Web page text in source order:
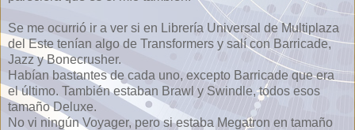
Se me ocurrió ir a ver si en Librería Universal de Multiplaza
del Este tenían algo de Transformers y salí con Barricade,
Jazz y Bonecrusher.
Habían bastantes de cada uno, excepto Barricade que era
el último. También estaban Brawl y Swindle, todos esos
tamaño Deluxe.
No vi ningún Voyager, pero si estaba Megatron en tamaño